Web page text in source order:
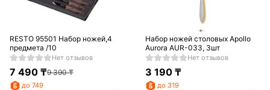
RESTO 95501 Набор ножей,4
предмета /10
Нет отзывов
7 490₸9 390₸
до 749
Набор ножей столовых Apollo
Aurora AUR-033, 3шт
Нет отзывов
3 190 ₸
до 319